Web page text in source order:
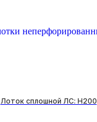
Лоток сплошной ЛС: H200